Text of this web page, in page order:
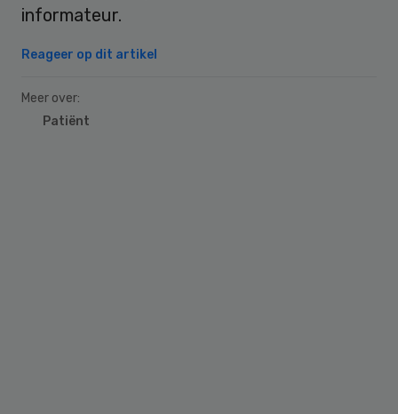
informateur.
Reageer op dit artikel
Meer over:
Patiënt